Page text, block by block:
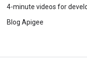
4-minute videos for
Blog Apigee